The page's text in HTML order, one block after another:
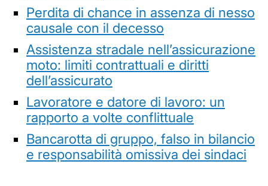
Perdita di chance in assenza di nesso
causale con il decesso
Assistenza stradale nell’assicurazione
moto: limiti contrattuali e diritti
dell’assicurato
Lavoratore e datore di lavoro: un
rapporto a volte conflittuale
Bancarotta di gruppo, falso in bilancio
e responsabilità omissiva dei sindaci